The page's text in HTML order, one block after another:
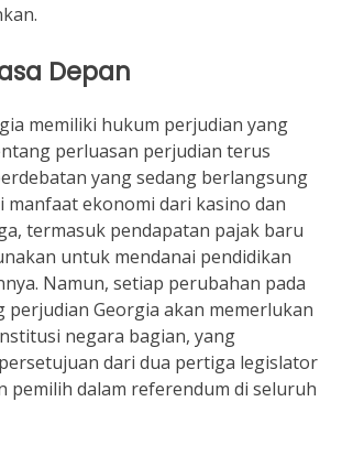
Depan
memiliki hukum perjudian yang
perluasan perjudian terus
yang sedang berlangsung
ekonomi dari kasino dan
termasuk pendapatan pajak baru
untuk mendanai pendidikan
Namun, setiap perubahan pada
perjudian Georgia akan memerlukan
negara bagian, yang
dari dua pertiga legislator
pemilih dalam referendum di seluruh